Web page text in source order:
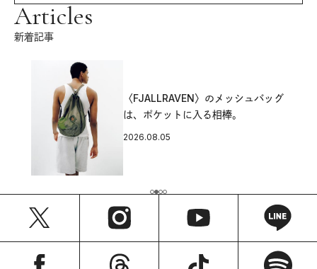
Articles
新着記事
〈FJALLRAVEN〉のメッシュバッグ
は、ポケットに入る相棒。
2026.08.05